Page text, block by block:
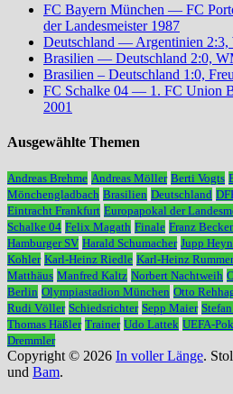
FC Bayern München — FC
der Landesmeister 1987
Deutschland — Argentinien 2:3,
Brasilien — Deutschland 2:0,
Brasilien – Deutschland 1:0,
FC Schalke 04 — 1. FC Union
2001
Ausgewählte Themen
Andreas Brehme Andreas Möller Berti Vogts
Mönchengladbach Brasilien Deutschland
Eintracht Frankfurt Europapokal der
Schalke 04 Felix Magath Finale Franz
Hamburger SV Harald Schumacher Jupp
Kohler Karl-Heinz Riedle Karl-Heinz
Matthäus Manfred Kaltz Norbert Nachtweih
Berlin Olympiastadion München Otto
Rudi Völler Schiedsrichter Sepp Maier
Thomas Häßler Trainer Udo Lattek UEFA-
Dremmler
Copyright © 2026 In voller Länge.
und Bam.